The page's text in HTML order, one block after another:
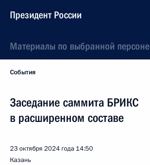
Президент России
Материалы по выбранной персоне
События
Заседание саммита БРИКС
в расширенном составе
23 октября 2024 года 14:50
Казань